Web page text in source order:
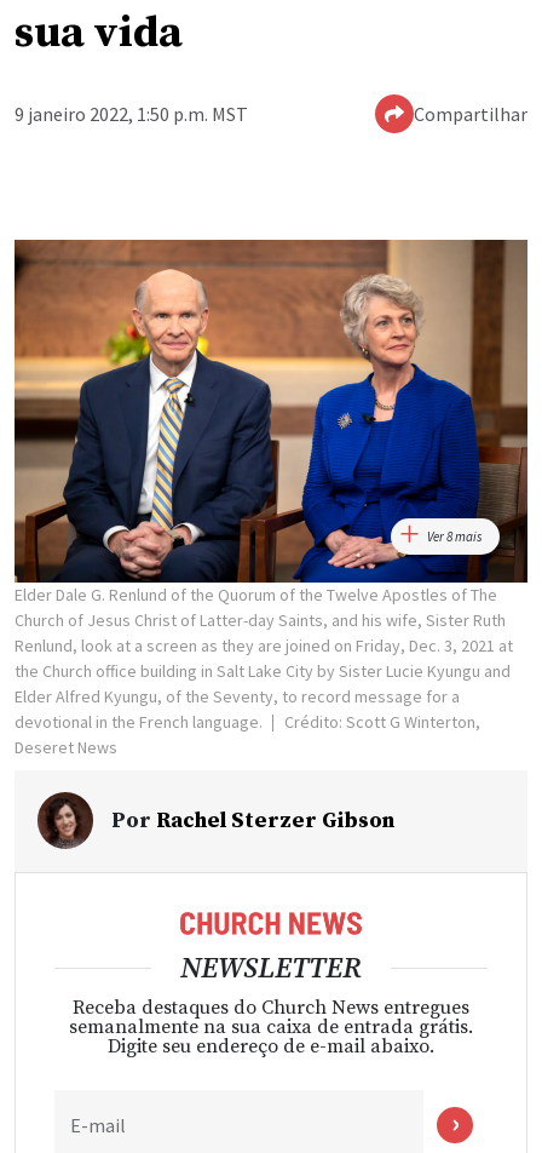
sua vida
9 janeiro 2022, 1:50 p.m. MST Compartilhar
Ver 8 mais
Elder Dale G. Renlund of the Quorum of the Twelve Apostles of The
Church of Jesus Christ of Latter-day Saints, and his wife, Sister Ruth
Renlund, look at a screen as they are joined on Friday, Dec. 3, 2021 at
the Church office building in Salt Lake City by Sister Lucie Kyungu and
Elder Alfred Kyungu, of the Seventy, to record message for a
devotional in the French language.
Crédito: Scott G Winterton,
Deseret News
Por Rachel Sterzer Gibson
NEWSLETTER
Receba destaques do Church News entregues
semanalmente na sua caixa de entrada grátis.
Digite seu endereço de e-mail abaixo.
E-mail